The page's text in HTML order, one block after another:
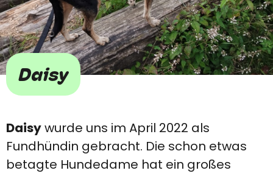
Daisy
Daisywurde uns im April 2022 als
Fundhündin gebracht. Die schon etwas
betagte Hundedame hat ein großes